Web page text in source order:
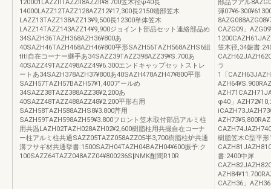
120001LAZZllTAZZll8AZZll¥8.700笠木径ψ40長
14000LAZZ12TAZZ128AZZ12¥17,300長2150端部笠木
LAZZ13TAZZ138AZZ13¥9,500長12300単体笠木
LAZZ14TAZZ143AZZ14¥9,900ジョイント部品セット連絡部品め
34SAZH36TAZH368AZH36¥800あ
40SAZH46TAZH468AZH46¥800平形SAZH56TAZH568AZHS6組
tltl自在コーナー継手あ34SAZZ39TAZZ398AZZ39¥S.700あ
40SAZZ49TAZZ498AZZ49¥6.300エンドキャップセットストレ
ートあ34SAZH378AZH37¥800あ40SAZH478AZH47¥800平形
SAZH57TAZH57BAZH57¥1,400アールめ
34SAZZ38TAZZ388AZZ38¥2,200あ
40SAZZ48TAZZ488AZZ48¥2.200平形右用
SAZH58TAZH588AZHS8¥3.800芹用
SAZH59TAZH598AZH59¥3.800フロント笠木取付部品アルミ柱
用共温LAZH02TAZH028AZH02¥2,600樹脂柱用共撮自在コーナ
ー柱アルミ柱共通SAZZ05TAZZ058AZZ05半3,700樹脂柱炉共通
溝フサギ材共通挙書:1500SAZH04TAZH04BAZH04¥600振予:ク
100SAZZ64TAZZ048AZZ04¥800236S‖NMK酎聞R10R
部品フアル
弾
CAZG09」
笠木径,34娠書
ラ
1〔
φ40」
樹脂笠木C型平形
書:2400中犀
CAZH36」